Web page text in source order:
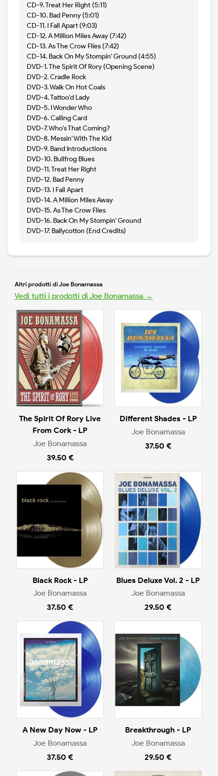
CD-9. Treat Her Right (5:11)
CD-10. Bad Penny (5:01)
CD-11. I Fall Apart (9:03)
CD-12. A Million Miles Away (7:42)
CD-13. As The Crow Flies (7:42)
CD-14. Back On My Stompin' Ground (4:55)
DVD-1. The Spirit Of Rory (Opening Scene)
DVD-2. Cradle Rock
DVD-3. Walk On Hot Coals
DVD-4. Tattoo'd Lady
DVD-5. I Wonder Who
DVD-6. Calling Card
DVD-7. Who's That Coming?
DVD-8. Messin' With The Kid
DVD-9. Band Introductions
DVD-10. Bullfrog Blues
DVD-11. Treat Her Right
DVD-12. Bad Penny
DVD-13. I Fall Apart
DVD-14. A Million Miles Away
DVD-15. As The Crow Flies
DVD-16. Back On My Stompin' Ground
DVD-17. Ballycotton (End Credits)
Altri prodotti di Joe Bonamassa
Vedi tutti i prodotti di Joe Bonamassa →
The Spirit Of Rory Live
From Cork - LP
Joe Bonamassa
39.50 €
Different Shades - LP
Joe Bonamassa
37.50 €
Black Rock - LP
Joe Bonamassa
37.50 €
Blues Deluxe Vol. 2 - LP
Joe Bonamassa
29.50 €
A New Day Now - LP
Joe Bonamassa
37.50 €
Breakthrough - LP
Joe Bonamassa
29.50 €